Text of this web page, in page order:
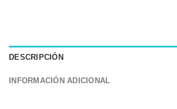
DESCRIPCIÓN
INFORMACIÓN ADICIONAL